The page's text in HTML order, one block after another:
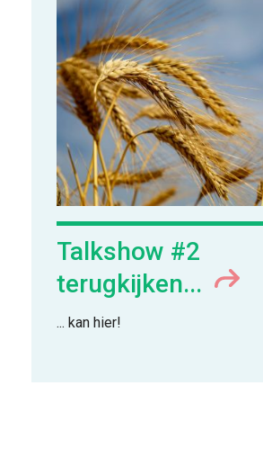
Talkshow #2
terugkijken...
... kan hier!